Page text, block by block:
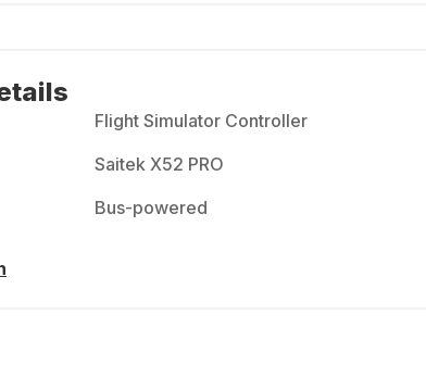
Flight Simulator Controller
Saitek X52 PRO
Bus-powered